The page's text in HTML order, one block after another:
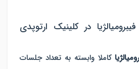
در کلینیک ارتوپدی
کاملا وابسته به تعداد جلسات